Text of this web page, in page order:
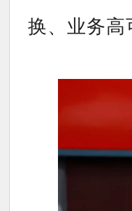
换、业务高